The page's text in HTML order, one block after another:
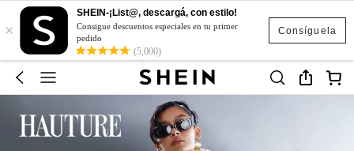
Consíguela
×
SHEIN-¡List@, descargá, con estilo!
Consigue descuentos especiales en tu primer
pedido
(5,000)